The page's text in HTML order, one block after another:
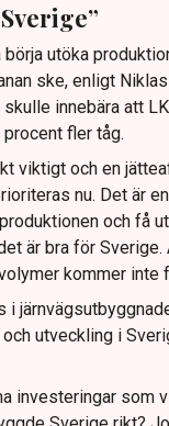
utöka
ske, enligt
innebära att
fler tåg.
viktigt och en
nu. Det är
och få
är bra för
kommer inte
i
utveckling i
investeringar som